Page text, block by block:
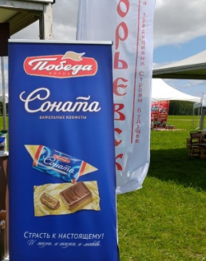
2019
УНИКАЛЬНОЙ